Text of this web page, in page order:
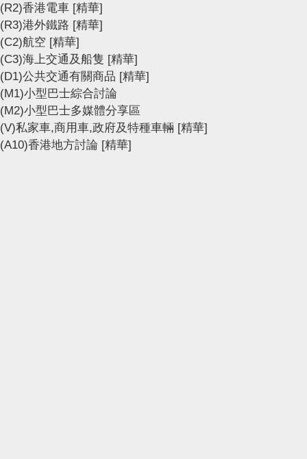
(R2)香港電車 [精華]
(R3)港外鐵路 [精華]
(C2)航空 [精華]
(C3)海上交通及船隻 [精華]
(D1)公共交通有關商品 [精華]
(M1)小型巴士綜合討論
(M2)小型巴士多媒體分享區
(V)私家車,商用車,政府及特種車輛 [精華]
(A10)香港地方討論 [精華]